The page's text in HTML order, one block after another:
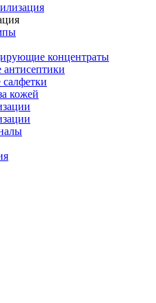
концентраты
кожей